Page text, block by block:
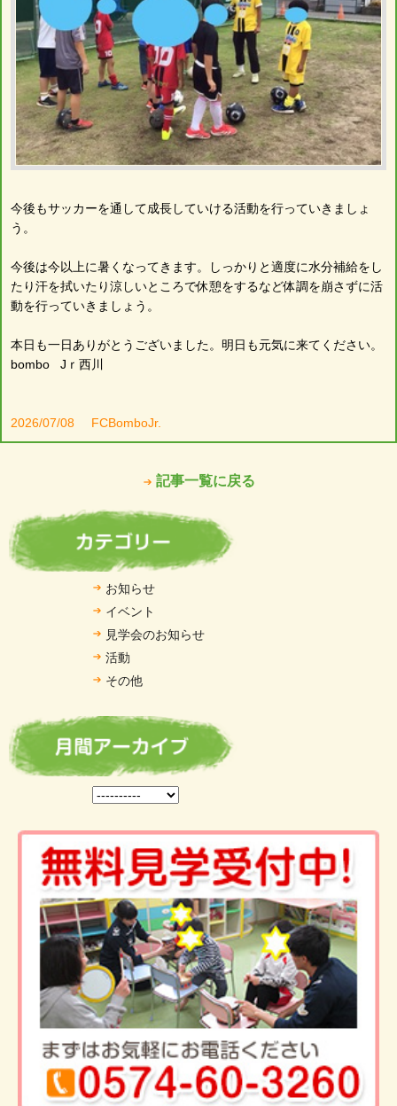
今後もサッカーを通して成長していける活動を行っていきましょ
う。
今後は今以上に暑くなってきます。しっかりと適度に水分補給をし
たり汗を拭いたり涼しいところで休憩をするなど体調を崩さずに活
動を行っていきましょう。
本日も一日ありがとうございました。明日も元気に来てください。
bombo Jｒ西川
2026/07/08 FCBomboJr.
記事一覧に戻る
お知らせ
イベント
見学会のお知らせ
活動
その他